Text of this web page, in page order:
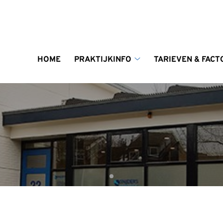
HOME
PRAKTIJKINFO
TARIEVEN &